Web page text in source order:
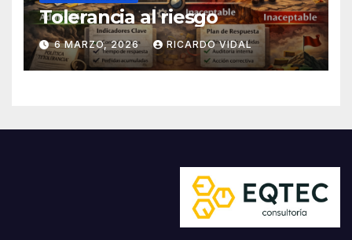
Tolerancia al riesgo
6 MARZO, 2026 RICARDO VIDAL